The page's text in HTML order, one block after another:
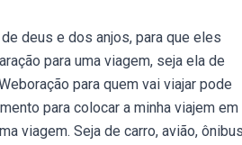
deus e dos anjos, para que eles
para uma viagem, seja ela de
para quem vai viajar pode
para colocar a minha viajem em
viagem. Seja de carro, avião,